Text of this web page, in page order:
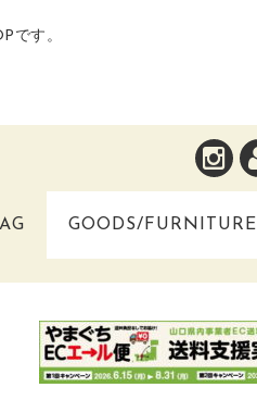
です。
GOODS/FURNITURE